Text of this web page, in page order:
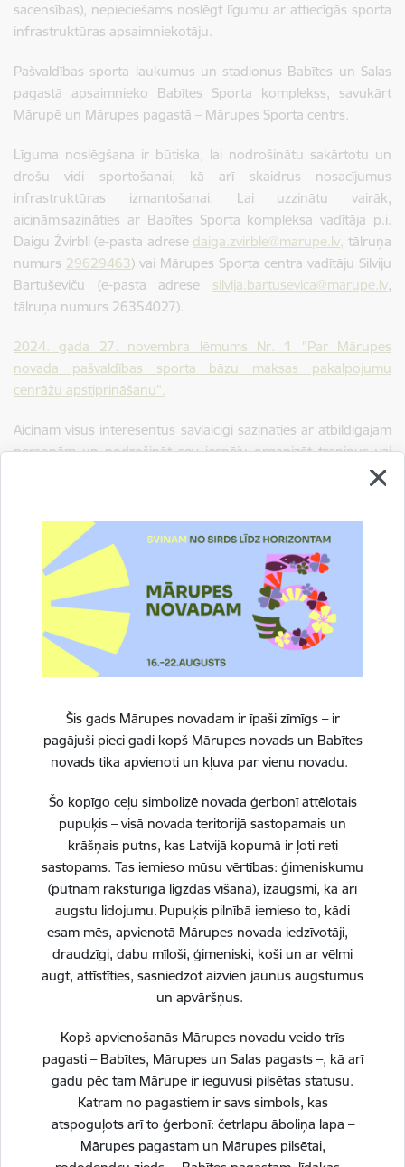
Šis gads Mārupes novadam ir īpaši zīmīgs – ir
pagājuši pieci gadi kopš Mārupes novads un Babītes
novads tika apvienoti un kļuva par vienu novadu.
Šo kopīgo ceļu simbolizē novada ģerbonī attēlotais
pupuķis – visā novada teritorijā sastopamais un
krāšņais putns, kas Latvijā kopumā ir ļoti reti
sastopams. Tas iemieso mūsu vērtības: ģimeniskumu
(putnam raksturīgā ligzdas vīšana), izaugsmi, kā arī
augstu lidojumu. Pupuķis pilnībā iemieso to, kādi
esam mēs, apvienotā Mārupes novada iedzīvotāji, –
draudzīgi, dabu mīloši, ģimeniski, koši un ar vēlmi
augt, attīstīties, sasniedzot aizvien jaunus augstumus
un apvāršņus.
Kopš apvienošanās Mārupes novadu veido trīs
pagasti – Babītes, Mārupes un Salas pagasts –, kā arī
gadu pēc tam Mārupe ir ieguvusi pilsētas statusu.
Katram no pagastiem ir savs simbols, kas
atspoguļots arī to ģerbonī: četrlapu āboliņa lapa –
Mārupes pagastam un Mārupes pilsētai,
sacensības), nepieciešams noslēgt līgumu ar attiecīgās sporta
infrastruktūras apsaimniekotāju.
Pašvaldības sporta laukumus un stadionus Babītes un Salas
pagastā apsaimnieko Babītes Sporta komplekss, savukārt
Mārupē un Mārupes pagastā – Mārupes Sporta centrs.
Līguma noslēgšana ir būtiska, lai nodrošinātu sakārtotu un
drošu vidi sportošanai, kā arī skaidrus nosacījumus
infrastruktūras izmantošanai. Lai uzzinātu vairāk,
aicinām sazināties ar Babītes Sporta kompleksa vadītāja p.i.
Daigu Žvirbli (e-pasta adrese daiga.zvirble@marupe.lv, tālruņa
numurs 29629463) vai Mārupes Sporta centra vadītāju Silviju
Bartuševiču (e-pasta adrese silvija.bartusevica@marupe.lv,
tālruņa numurs 26354027).
2024. gada 27. novembra lēmums Nr. 1 "Par Mārupes
novada pašvaldības sporta bāzu maksas pakalpojumu
cenrāžu apstiprināšanu".
Aicinām visus interesentus savlaicīgi sazināties ar atbildīgajām
personām un nodrošināt sev iespēju organizēt treniņus vai
Drukāt lapu
Dalīties
Vai šī informācija bija noderīga?
Sniegt atsauksmi
Esi pirmais, kurš uzzina!
Piesakies jaunumu saņemšanai savā e-pastā.